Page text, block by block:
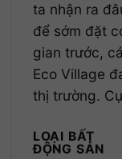
ta nhận ra
để sớm đặt
gian trước,
Eco Village
thị trường.
LOẠI BẤT
ĐỘNG SẢN